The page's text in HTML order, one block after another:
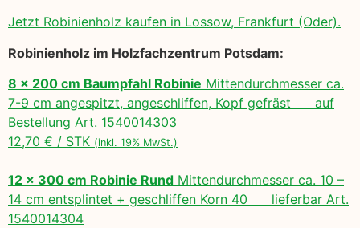
Jetzt Robinienholz kaufen in Lossow, Frankfurt (Oder).
Robinienholz im Holzfachzentrum Potsdam:
8 x 200 cm Baumpfahl Robinie Mittendurchmesser ca.
7-9 cm angespitzt, angeschliffen, Kopf gefräst auf
Bestellung Art. 1540014303
12,70 € / STK (inkl. 19% MwSt.)
12 x 300 cm Robinie Rund Mittendurchmesser ca. 10 –
14 cm entsplintet + geschliffen Korn 40 lieferbar Art.
1540014304